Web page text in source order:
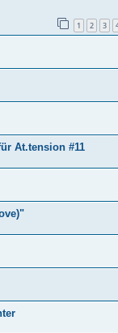
1 2 3
At.tension #11